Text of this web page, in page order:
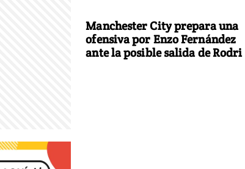
Manchester City prepara una
ofensiva por Enzo Fernández
ante la posible salida de Rodri